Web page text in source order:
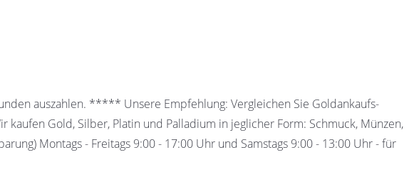
auszahlen. ***** Unsere Empfehlung: Vergleichen Sie Goldankaufs-
Gold, Silber, Platin und Palladium in jeglicher Form: Schmuck, Münzen,
Montags - Freitags 9:00 - 17:00 Uhr und Samstags 9:00 - 13:00 Uhr - für